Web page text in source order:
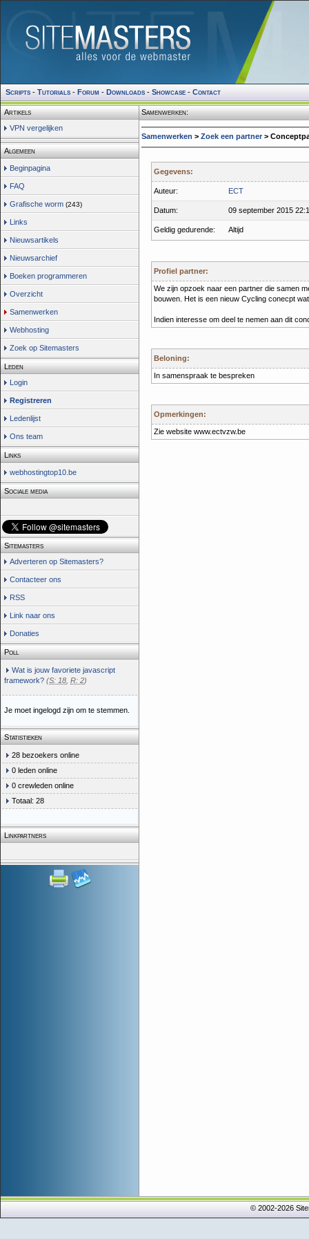
Scripts - Tutorials - Forum - Downloads - Showcase - Contact
Artikels
VPN vergelijken
Algemeen
Beginpagina
FAQ
Grafische worm (243)
Links
Nieuwsartikels
Nieuwsarchief
Boeken programmeren
Overzicht
Samenwerken
Webhosting
Zoek op Sitemasters
Leden
Login
Registreren
Ledenlijst
Ons team
Links
webhostingtop10.be
Sociale media
Sitemasters
Adverteren op Sitemasters?
Contacteer ons
RSS
Link naar ons
Donaties
Poll
Wat is jouw favoriete javascript
framework? (S: 18 R: 2)
Je moet ingelogd zijn om te stemmen.
Statistieken
28 bezoekers online
0 leden online
0 crewleden online
Totaal: 28
Linkpartners
Samenwerken:
Samenwerken > Zoek een partner >
Gegevens:
Auteur: ECT
Datum: 09 september 2015
Geldig gedurende: Altijd
Profiel partner:
We zijn opzoek naar een partner die samen
bouwen. Het is een nieuw Cycling conecpt
Indien interesse om deel te nemen aan dit
Beloning:
In samenspraak te bespreken
Opmerkingen:
Zie website www.ectvzw.be
© 2002-2026